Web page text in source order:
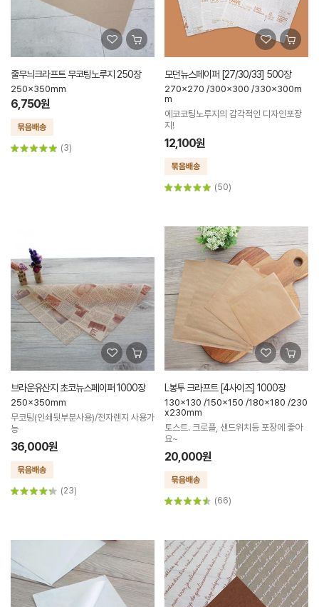
줄무늬크라프트 무코팅노루지 250장
250x350mm
6,750원
(3)
모던뉴스페이퍼 [27/30/33] 500장
270x270 /300x300 /330x300m
m
에코코팅노루지의 감각적인 디자인포장
지!
12,100원
(50)
브라운유산지 초코뉴스페이퍼 1000장
250x350mm
무코팅(인쇄뒷부분사용)/전자렌지 사용가
능
36,000원
(23)
L봉투 크라프트 [4사이즈] 1000장
130x130 /150x150 /180x180 /230
x230mm
토스트. 크로플, 샌드위치등 포장에 좋아
요~
20,000원
(66)